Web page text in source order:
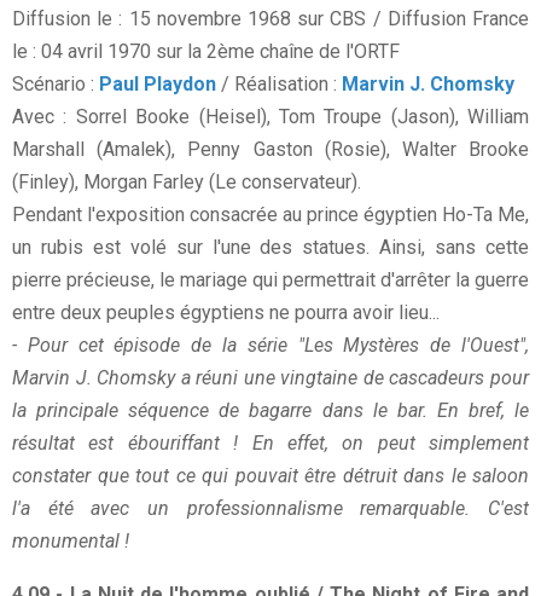
Diffusion le : 15 novembre 1968 sur CBS / Diffusion France
le : 04 avril 1970 sur la 2ème chaîne de l'ORTF
Scénario : Paul Playdon / Réalisation : Marvin J. Chomsky
Avec : Sorrel Booke (Heisel), Tom Troupe (Jason), William
Marshall (Amalek), Penny Gaston (Rosie), Walter Brooke
(Finley), Morgan Farley (Le conservateur).
Pendant l'exposition consacrée au prince égyptien Ho-Ta Me,
un rubis est volé sur l'une des statues. Ainsi, sans cette
pierre précieuse, le mariage qui permettrait d'arrêter la guerre
entre deux peuples égyptiens ne pourra avoir lieu...
- Pour cet épisode de la série "Les Mystères de l'Ouest",
Marvin J. Chomsky a réuni une vingtaine de cascadeurs pour
la principale séquence de bagarre dans le bar. En bref, le
résultat est ébouriffant ! En effet, on peut simplement
constater que tout ce qui pouvait être détruit dans le saloon
l'a été avec un professionnalisme remarquable. C'est
monumental !